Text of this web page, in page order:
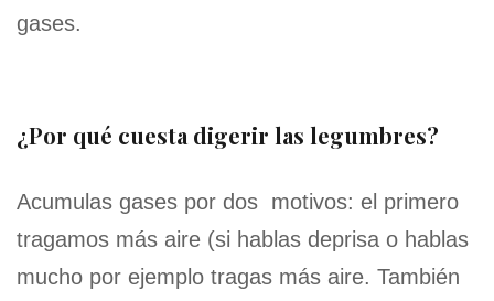
gases.
¿Por qué cuesta digerir las legumbres?
Acumulas gases por dos motivos: el primero
tragamos más aire (si hablas deprisa o hablas
mucho por ejemplo tragas más aire. También